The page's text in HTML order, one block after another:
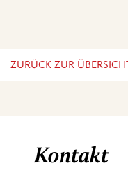
ZURÜCK ZUR
Kontakt